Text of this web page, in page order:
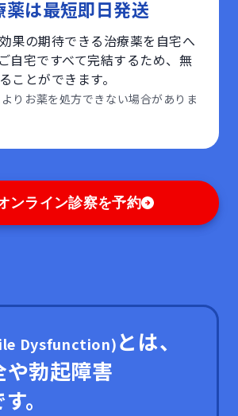
薬は最短即日発送
果の期待できる治療薬を自宅へ
自宅ですべて完結するため、無
ことができます。
りお薬を処方できない場合がありま
ンライン診察を予約
Dysfunction)とは、
や勃起障害
。